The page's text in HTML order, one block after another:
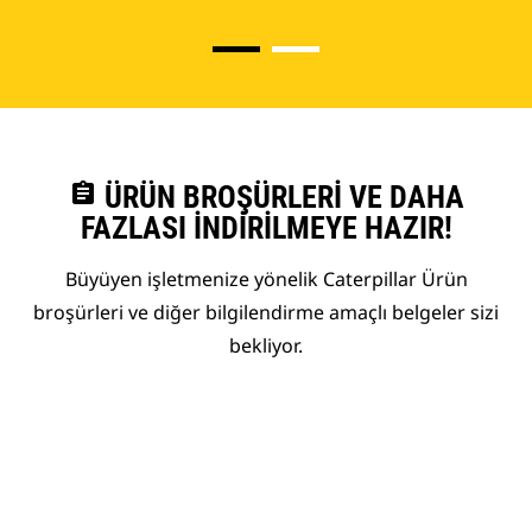
assignment ÜRÜN BROŞÜRLERI VE DAHA
FAZLASI İNDIRILMEYE HAZIR!
Büyüyen işletmenize yönelik Caterpillar Ürün
broşürleri ve diğer bilgilendirme amaçlı belgeler sizi
bekliyor.